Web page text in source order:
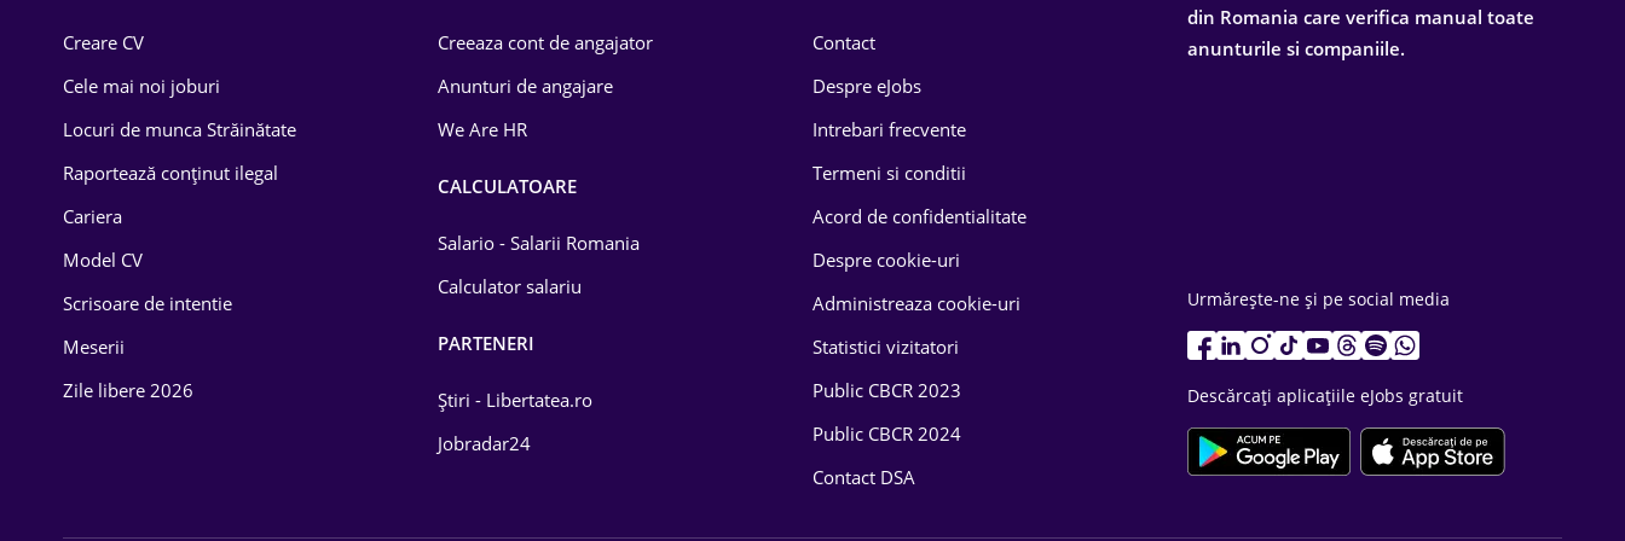
Drept
Educație / Training
Energetică
Farma
Creare CV
Cele mai noi joburi
Locuri de munca Străinătate
Raportează conținut ilegal
Cariera
Model CV
Scrisoare de intentie
Meserii
Zile libere 2026
Creeaza cont de angajator
Anunturi de angajare
We Are HR
CALCULATOARE
Salario - Salarii Romania
Calculator salariu
PARTENERI
Știri - Libertatea.ro
Jobradar24
Contact
Despre eJobs
Intrebari frecvente
Termeni si conditii
Acord de confidentialitate
Despre cookie-uri
Administreaza cookie-uri
Statistici vizitatori
Public CBCR 2023
Public CBCR 2024
Contact DSA
din Romania care verifica manual toate
anunturile si companiile.
Urmărește-ne și pe social media
Descărcați aplicațiile eJobs gratuit